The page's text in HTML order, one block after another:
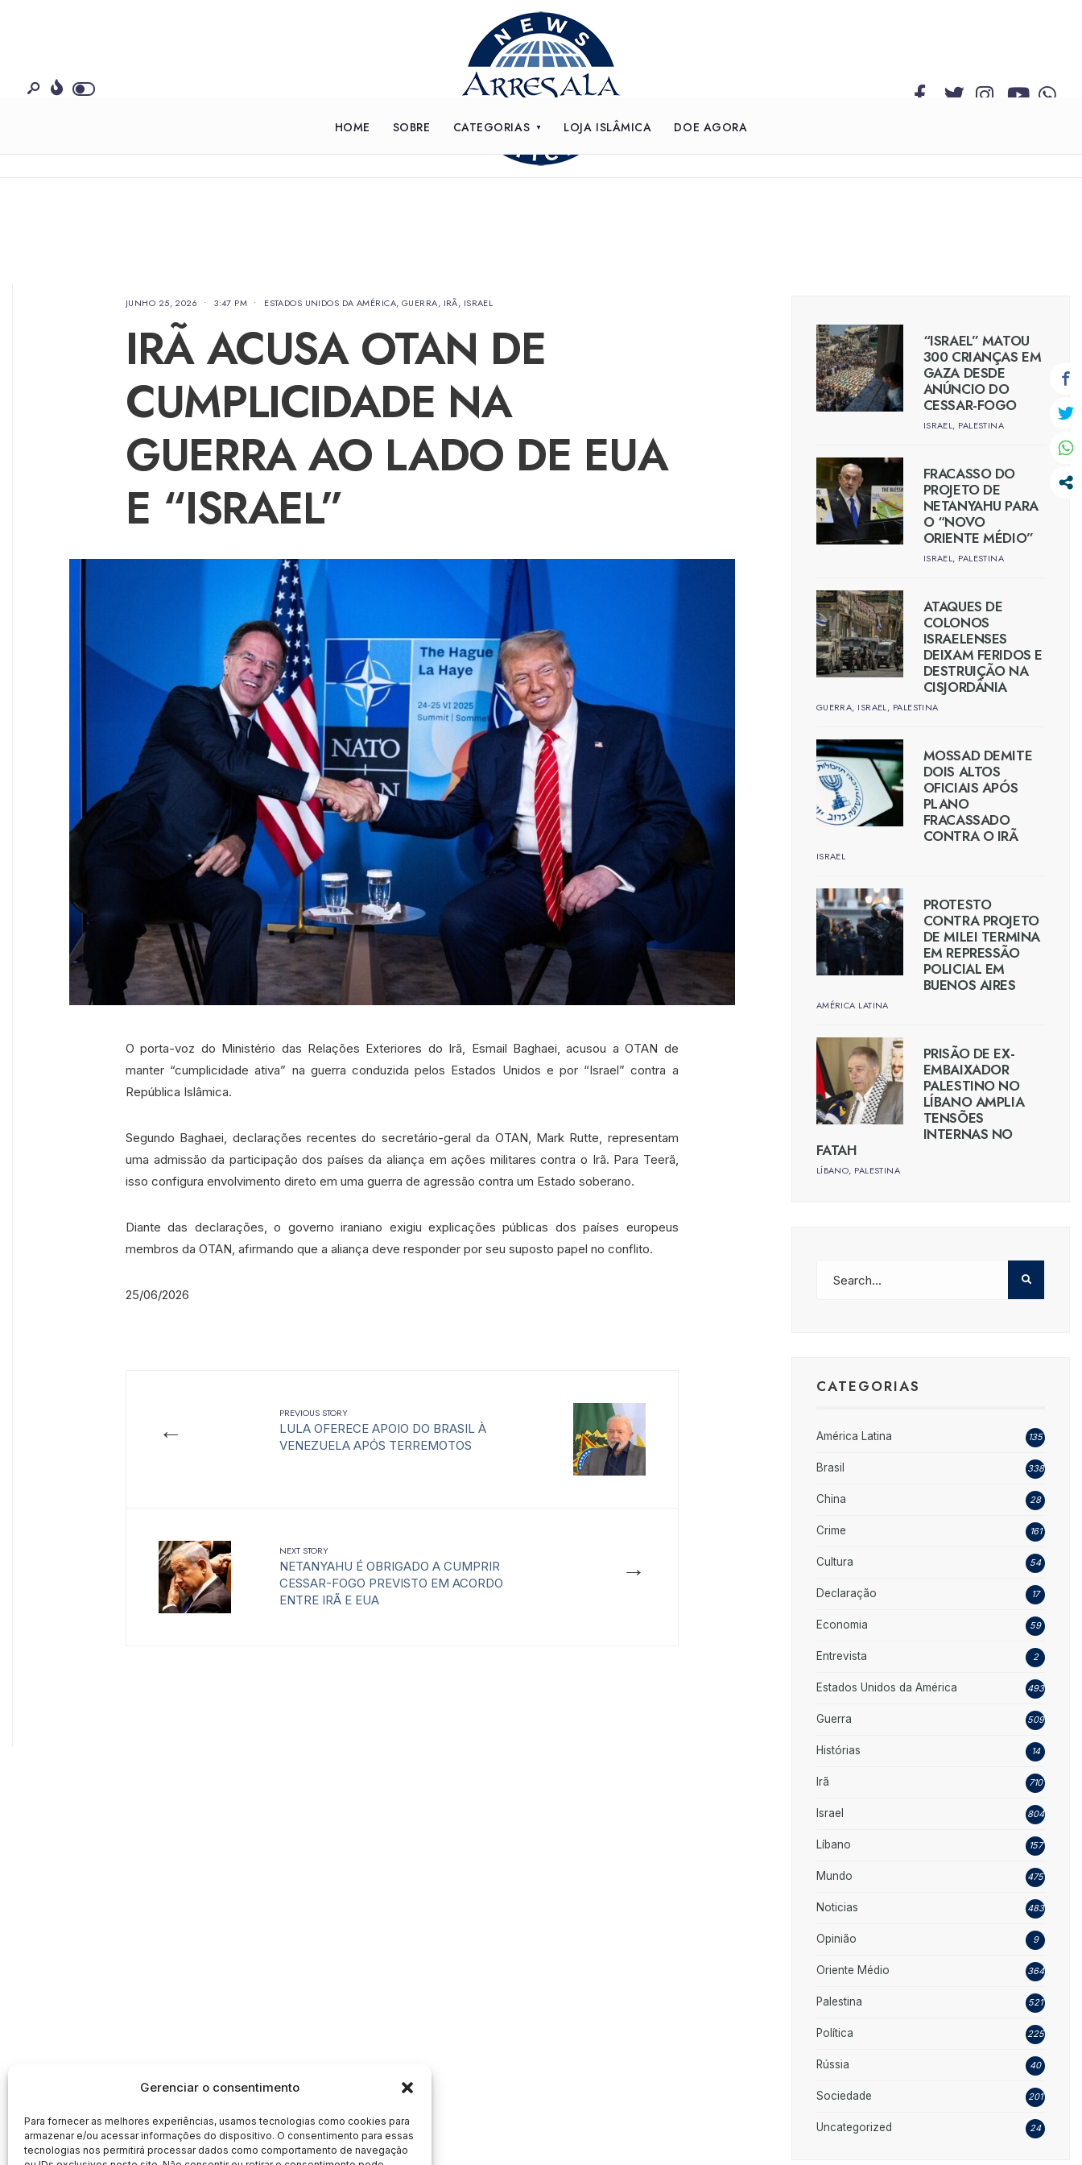
Gerenciar o consentimento
Para fornecer as melhores experiências, usamos tecnologias como cookies para
armazenar e/ou acessar informações do dispositivo. O consentimento para essas
tecnologias nos permitirá processar dados como comportamento de navegação
HOME SOBRE CATEGORIAS LOJA ISLÂMICA DOE AGORA
JUNHO 25, 2026 • 3:47 PM • ESTADOS UNIDOS DA AMÉRICA, GUERRA, IRÃ, ISRAEL
IRÃ ACUSA OTAN DE
CUMPLICIDADE NA
GUERRA AO LADO DE EUA
E “ISRAEL”
O porta-voz do Ministério das Relações Exteriores do Irã, Esmail Baghaei, acusou a OTAN de
manter “cumplicidade ativa” na guerra conduzida pelos Estados Unidos e por “Israel” contra a
República Islâmica.
Segundo Baghaei, declarações recentes do secretário-geral da OTAN, Mark Rutte, representam
uma admissão da participação dos países da aliança em ações militares contra o Irã. Para Teerã,
isso configura envolvimento direto em uma guerra de agressão contra um Estado soberano.
Diante das declarações, o governo iraniano exigiu explicações públicas dos países europeus
membros da OTAN, afirmando que a aliança deve responder por seu suposto papel no conflito.
25/06/2026
←
PREVIOUS STORY
LULA OFERECE APOIO DO BRASIL À
VENEZUELA APÓS TERREMOTOS
→
NEXT STORY
NETANYAHU É OBRIGADO A CUMPRIR
CESSAR-FOGO PREVISTO EM ACORDO
ENTRE IRÃ E EUA
“ISRAEL” MATOU
300 CRIANÇAS EM
GAZA DESDE
ANÚNCIO DO
CESSAR-FOGO
ISRAEL, PALESTINA
FRACASSO DO
PROJETO DE
NETANYAHU PARA
O “NOVO
ORIENTE MÉDIO”
ISRAEL, PALESTINA
ATAQUES DE
COLONOS
ISRAELENSES
DEIXAM FERIDOS E
DESTRUIÇÃO NA
CISJORDÂNIA
GUERRA, ISRAEL, PALESTINA
MOSSAD DEMITE
DOIS ALTOS
OFICIAIS APÓS
PLANO
FRACASSADO
CONTRA O IRÃ
ISRAEL
PROTESTO
CONTRA PROJETO
DE MILEI TERMINA
EM REPRESSÃO
POLICIAL EM
BUENOS AIRES
AMÉRICA LATINA
PRISÃO DE EX-
EMBAIXADOR
PALESTINO NO
LÍBANO AMPLIA
TENSÕES
INTERNAS NO
FATAH
LÍBANO, PALESTINA
CATEGORIAS
América Latina 135
Brasil 338
China 28
Crime 161
Cultura 54
Declaração 17
Economia 59
Entrevista 2
Estados Unidos da América 493
Guerra 509
Histórias 14
Irã 710
Israel 804
Líbano 157
Mundo 475
Noticias 483
Opinião 9
Oriente Médio 364
Palestina 521
Política 225
Rússia 40
Sociedade 201
Uncategorized 24